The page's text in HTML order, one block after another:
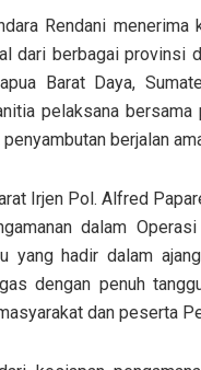
Rendani
dari berbagai provinsi
Barat Daya,
pelaksana
berjalan
Irjen Pol. Alfred
dalam
yang hadir dalam
dengan penuh
dan peserta